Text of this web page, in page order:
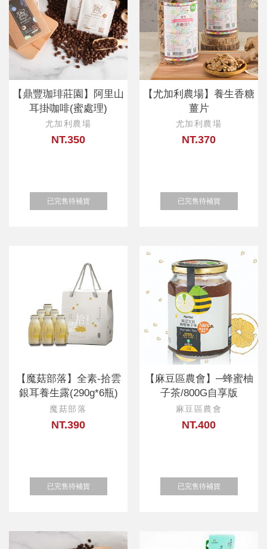
【鼎豐珈琲莊園】阿里山
耳掛咖啡(蜜處理)
尤加利農場
NT.350
已完售待補貨
【尤加利農場】養生香糖
薑片
尤加利農場
NT.370
已完售待補貨
【魔菇部落】全素-拾雲
銀耳養生露(290g*6瓶)
魔菇部落
NT.390
已完售待補貨
【麻豆區農會】─蜂蜜柚
子茶/800G自享版
麻豆區農會
NT.400
已完售待補貨